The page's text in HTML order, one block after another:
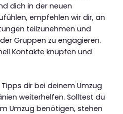
dich in der neuen
empfehlen wir dir, an
teilzunehmen und
Gruppen zu engagieren.
Kontakte knüpfen und
dir bei deinem Umzug
weiterhelfen. Solltest du
Umzug benötigen, stehen